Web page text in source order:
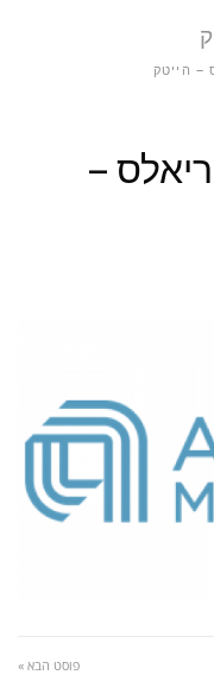
– הייטק
–
פוסט הבא »